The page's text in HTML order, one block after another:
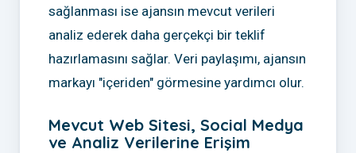
sağlanması ise ajansın mevcut verileri
analiz ederek daha gerçekçi bir teklif
hazırlamasını sağlar. Veri paylaşımı, ajansın
markayı "içeriden" görmesine yardımcı olur.
Mevcut Web Sitesi, Social Medya
ve Analiz Verilerine Erişim